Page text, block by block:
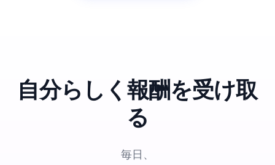
自分らしく 報酬を受け取
る
毎日、